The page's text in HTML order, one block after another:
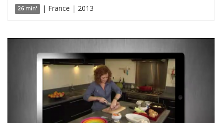
26 min' | France | 2013